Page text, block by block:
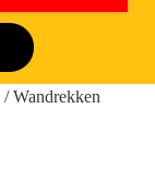
/ Wandrekken